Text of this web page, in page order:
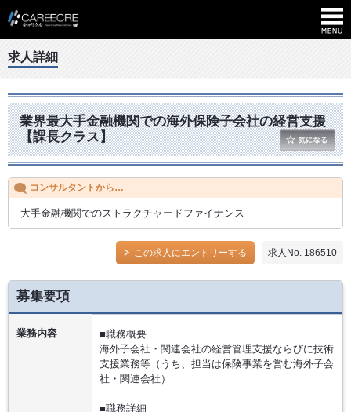
求人詳細
業界最大手金融機関での海外保険子会社の経営支援
【課長クラス】
コンサルタントから…
大手金融機関でのストラクチャードファイナンス
この求人にエントリーする 求人No. 186510
募集要項
業務内容
■職務概要
海外子会社・関連会社の経営管理支援ならびに技術
支援業務等（うち、担当は保険事業を営む海外子会
社・関連会社）
■職務詳細